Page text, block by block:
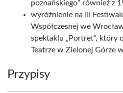
poznańskiego” również z
wyróżnienie na III
Współczesnej we
spektaklu „Portret”, który
Teatrze w Zielonej Górze
Przypisy